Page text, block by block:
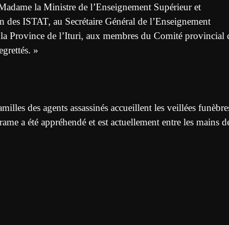
la Ministre de l’Enseignement Supérieur et
ISTAT, au Secrétaire Général de l’Enseignement
Province de l’Ituri, aux membres du Comité provincial
»
des agents assassinés accueillent les veillées
a été appréhendé et est actuellement entre les mains